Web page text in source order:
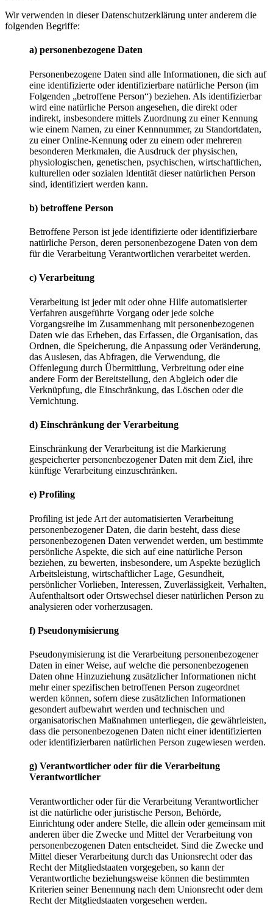
Wir verwenden in dieser Datenschutzerklärung unter anderem die
folgenden Begriffe:
a) personenbezogene Daten
Personenbezogene Daten sind alle Informationen, die sich auf
eine identifizierte oder identifizierbare natürliche Person (im
Folgenden „betroffene Person“) beziehen. Als identifizierbar
wird eine natürliche Person angesehen, die direkt oder
indirekt, insbesondere mittels Zuordnung zu einer Kennung
wie einem Namen, zu einer Kennnummer, zu Standortdaten,
zu einer Online-Kennung oder zu einem oder mehreren
besonderen Merkmalen, die Ausdruck der physischen,
physiologischen, genetischen, psychischen, wirtschaftlichen,
kulturellen oder sozialen Identität dieser natürlichen Person
sind, identifiziert werden kann.
b) betroffene Person
Betroffene Person ist jede identifizierte oder identifizierbare
natürliche Person, deren personenbezogene Daten von dem
für die Verarbeitung Verantwortlichen verarbeitet werden.
c) Verarbeitung
Verarbeitung ist jeder mit oder ohne Hilfe automatisierter
Verfahren ausgeführte Vorgang oder jede solche
Vorgangsreihe im Zusammenhang mit personenbezogenen
Daten wie das Erheben, das Erfassen, die Organisation, das
Ordnen, die Speicherung, die Anpassung oder Veränderung,
das Auslesen, das Abfragen, die Verwendung, die
Offenlegung durch Übermittlung, Verbreitung oder eine
andere Form der Bereitstellung, den Abgleich oder die
Verknüpfung, die Einschränkung, das Löschen oder die
Vernichtung.
d) Einschränkung der Verarbeitung
Einschränkung der Verarbeitung ist die Markierung
gespeicherter personenbezogener Daten mit dem Ziel, ihre
künftige Verarbeitung einzuschränken.
e) Profiling
Profiling ist jede Art der automatisierten Verarbeitung
personenbezogener Daten, die darin besteht, dass diese
personenbezogenen Daten verwendet werden, um bestimmte
persönliche Aspekte, die sich auf eine natürliche Person
beziehen, zu bewerten, insbesondere, um Aspekte bezüglich
Arbeitsleistung, wirtschaftlicher Lage, Gesundheit,
persönlicher Vorlieben, Interessen, Zuverlässigkeit, Verhalten,
Aufenthaltsort oder Ortswechsel dieser natürlichen Person zu
analysieren oder vorherzusagen.
f) Pseudonymisierung
Pseudonymisierung ist die Verarbeitung personenbezogener
Daten in einer Weise, auf welche die personenbezogenen
Daten ohne Hinzuziehung zusätzlicher Informationen nicht
mehr einer spezifischen betroffenen Person zugeordnet
werden können, sofern diese zusätzlichen Informationen
gesondert aufbewahrt werden und technischen und
organisatorischen Maßnahmen unterliegen, die gewährleisten,
dass die personenbezogenen Daten nicht einer identifizierten
oder identifizierbaren natürlichen Person zugewiesen werden.
g) Verantwortlicher oder für die Verarbeitung
Verantwortlicher
Verantwortlicher oder für die Verarbeitung Verantwortlicher
ist die natürliche oder juristische Person, Behörde,
Einrichtung oder andere Stelle, die allein oder gemeinsam mit
anderen über die Zwecke und Mittel der Verarbeitung von
personenbezogenen Daten entscheidet. Sind die Zwecke und
Mittel dieser Verarbeitung durch das Unionsrecht oder das
Recht der Mitgliedstaaten vorgegeben, so kann der
Verantwortliche beziehungsweise können die bestimmten
Kriterien seiner Benennung nach dem Unionsrecht oder dem
Recht der Mitgliedstaaten vorgesehen werden.